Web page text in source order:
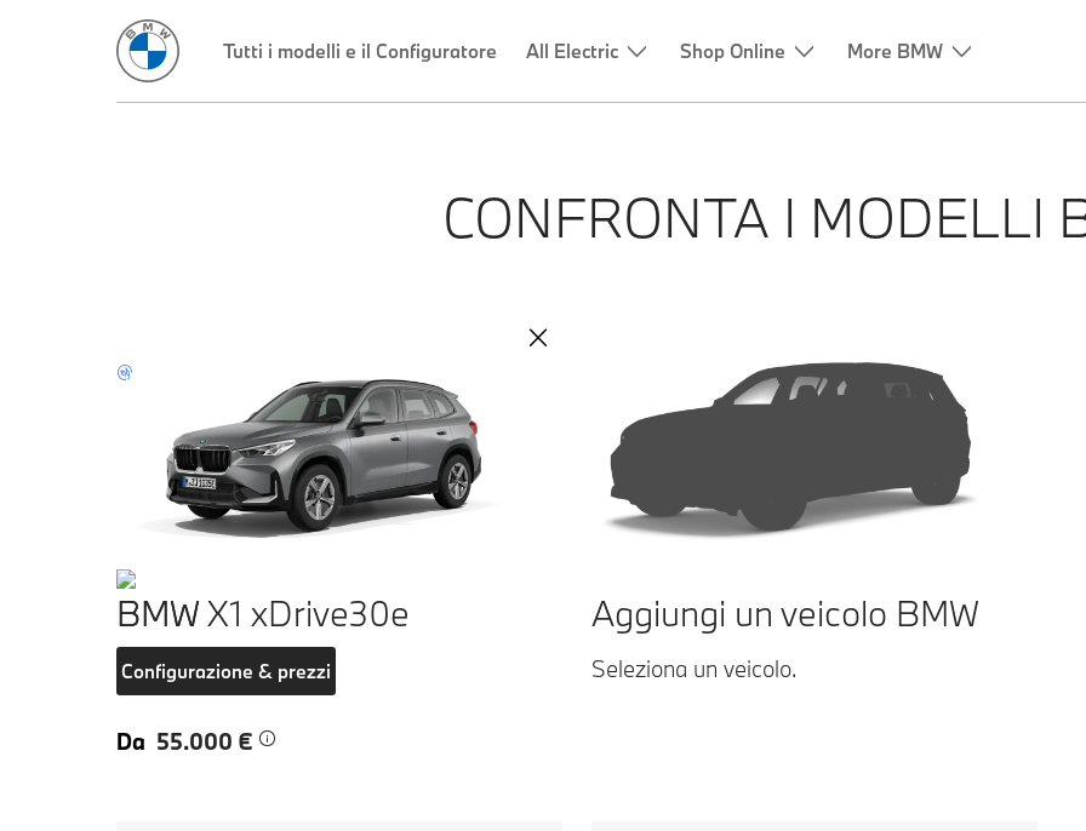
Tutti i modelli e il Configuratore All Electric Shop Online More BMW
CONFRONTA I MODELLI
BMW X1 xDrive30e
Configurazione & prezzi
Da 55.000 €
Aggiungi un veicolo BMW
Seleziona un veicolo.